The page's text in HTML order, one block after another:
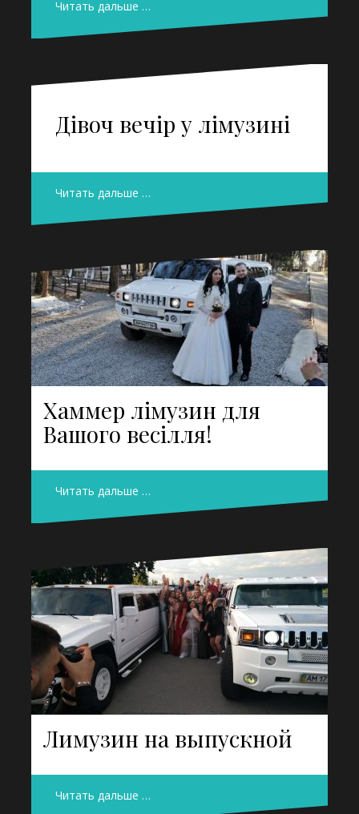
Читать дальше …
Дівоч вечір у лімузині
Читать дальше …
Хаммер лімузин для
Вашого весілля!
Читать дальше …
Лимузин на выпускной
Читать дальше …